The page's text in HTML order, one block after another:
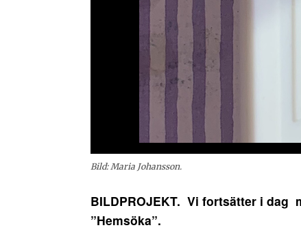
Bild: Maria Johansson.
BILDPROJEKT. Vi fortsätter i dag
”Hemsöka”.